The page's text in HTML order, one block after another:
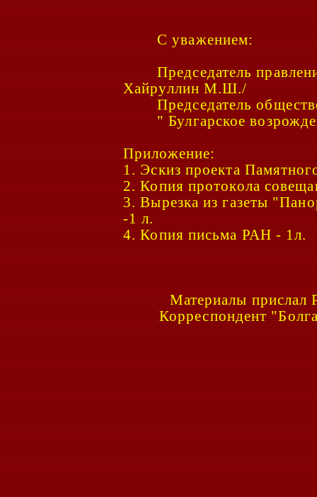
С уважением:
Председатель
ХайруллинМ.Ш./
Председатель
" Булгарское
Приложение:
1. Эскиз проекта
2. Копия протокола
3. Вырезка из газеты
-1 л.
4. Копия письма РАН - 1л.
Материалы прислал
Корреспондент